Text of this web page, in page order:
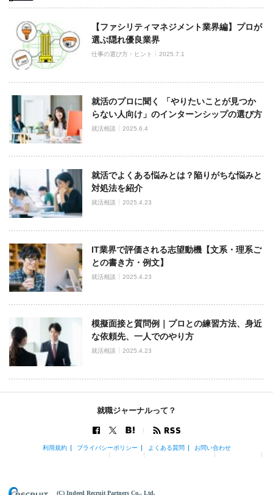
【ファシリティマネジメント業界編】プロが
選ぶ隠れ優良業界
仕事の選び方・ヒント 2025.7.1
就活のプロに聞く 「やりたいことが見つか
らない人向け」のインターンシップの選び方
就活相談 2025.6.4
就活でよくある悩みとは？陥りがちな悩みと
対処法を紹介
就活相談 2025.4.23
IT業界で評価される志望動機【文系・理系ご
との書き方・例文】
就活相談 2025.4.23
模擬面接と質問例｜プロとの練習方法、身近
な依頼先、一人でのやり方
就活相談 2025.4.23
就職ジャーナルって？
利用規約 プライバシーポリシー よくある質問 お問い合わせ
(C) Indeed Recruit Partners Co., Ltd.